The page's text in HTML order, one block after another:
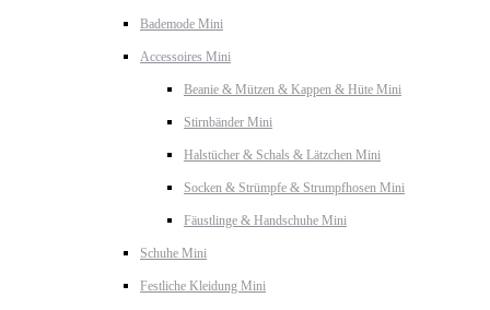
Bademode Mini
Accessoires Mini
Beanie & Mützen & Kappen & Hüte Mini
Stirnbänder Mini
Halstücher & Schals & Lätzchen Mini
Socken & Strümpfe & Strumpfhosen Mini
Fäustlinge & Handschuhe Mini
Schuhe Mini
Festliche Kleidung Mini